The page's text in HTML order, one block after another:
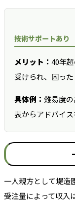
技術サポートあり
メリット： 40年
受けられ、困っ
具体例： 難易度
表からアドバイ
一人親方として堤造
受注量によって収入